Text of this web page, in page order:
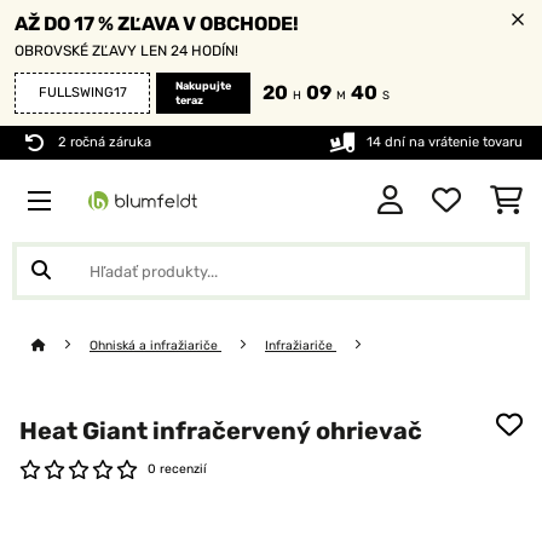
AŽ DO 17 % ZĽAVA V OBCHODE!
OBROVSKÉ ZĽAVY LEN 24 HODÍN!
FULLSWING17
Nakupujte
teraz
20 H 09 M 38 S
2 ročná záruka 14 dní na vrátenie tovaru
Ohniská a infražiariče Infražiariče
Heat Giant infračervený ohrievač
0 recenzií